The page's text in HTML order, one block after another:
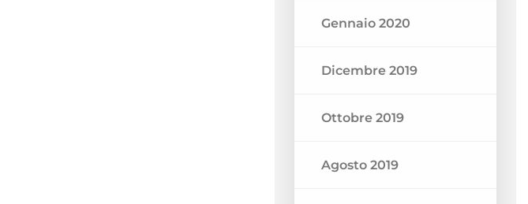
Gennaio 2020
Dicembre 2019
Ottobre 2019
Agosto 2019